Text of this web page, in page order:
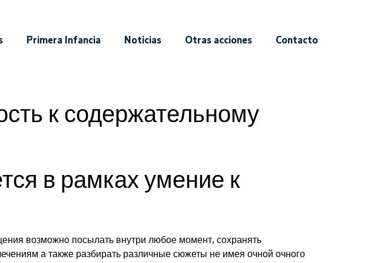
Primera Infancia Noticias Otras acciones Contacto
к содержательному
в рамках умение к
возможно посылать внутри любое момент, сохранять
а также разбирать различные сюжеты не имея очной очного